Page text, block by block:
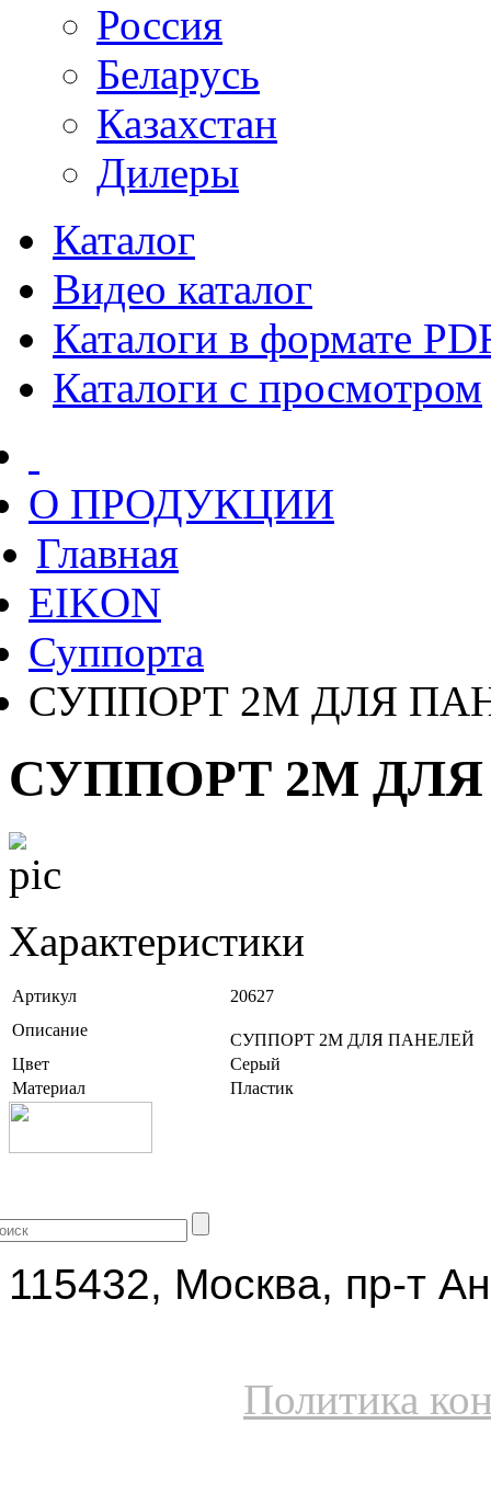
Россия
Беларусь
Казахстан
Дилеры
Каталог
Видео каталог
Каталоги в формате
Каталоги с просмотром
О ПРОДУКЦИИ
Главная
EIKON
Суппорта
СУППОРТ 2M ДЛЯ
СУППОРТ 2M
Характеристики
Артикул
20627
Описание
СУППОРТ 2M ДЛЯ ПАНЕЛЕЙ
Цвет
Серый
Материал
Пластик
115432, Москва, пр-т
Политика